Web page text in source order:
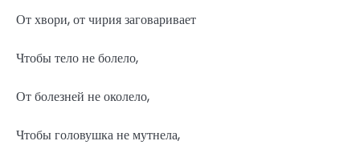
От хвори, от чирия заговаривает
Чтобы тело не болело,
От болезней не околело,
Чтобы головушка не мутнела,